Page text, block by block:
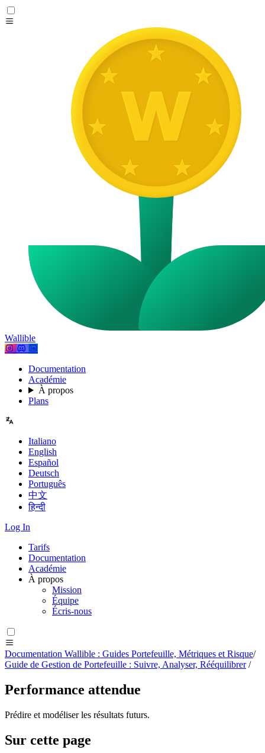
Wallible
Documentation
Académie
À propos
Plans
Italiano
English
Español
Deutsch
Português
中文
हिन्दी
Log In
Tarifs
Documentation
Académie
À propos
Mission
Équipe
Écris-nous
Documentation Wallible : Guides Portefeuille, Métriques et Risque/
Guide de Gestion de Portefeuille : Suivre, Analyser, Rééquilibrer /
Performance attendue
Prédire et modéliser les résultats futurs.
Sur cette page